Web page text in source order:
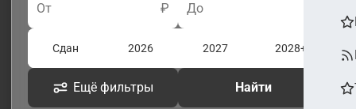
От ₽ До
Сдан 2026 2027 2028+
Ещё фильтры Найти